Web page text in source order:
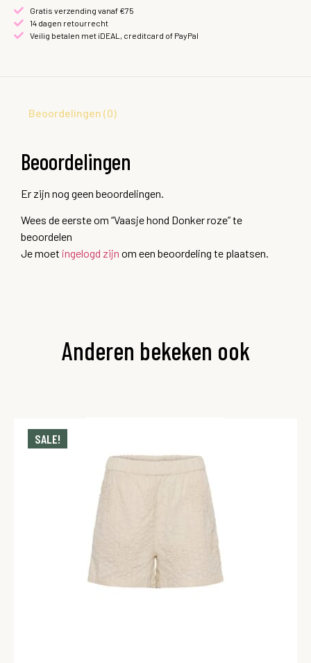
Gratis verzending vanaf €75
14 dagen retourrecht
Veilig betalen met iDEAL, creditcard of PayPal
Beoordelingen (0)
Beoordelingen
Er zijn nog geen beoordelingen.
Wees de eerste om “Vaasje hond Donker roze” te
beoordelen
Je moet ingelogd zijn om een beoordeling te plaatsen.
Anderen bekeken ook
SALE!